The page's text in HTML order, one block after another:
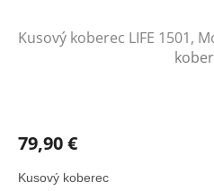
Kusový koberec LIFE 1501,
79,90 €
Kusový koberec